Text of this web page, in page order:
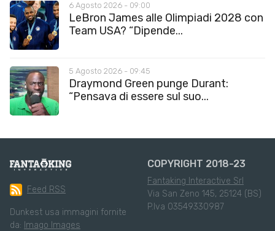
6 Agosto 2026 - 09:00
LeBron James alle Olimpiadi 2028 con
Team USA? “Dipende...
5 Agosto 2026 - 09:45
Draymond Green punge Durant:
“Pensava di essere sul suo...
Feed RSS
Dunkest usa immagini fornite
da: Imago Images
COPYRIGHT 2018-23
Fantaking Interactive Srl
Via San Zeno 145, 25124 (BS)
P.Iva 03549330987